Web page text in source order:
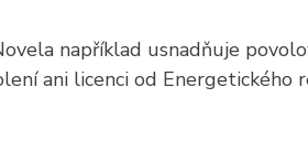
například usnadňuje
ani licenci od Energetického